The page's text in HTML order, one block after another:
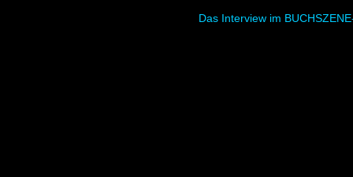
Das Interview im